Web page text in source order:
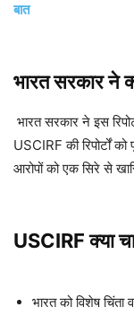
बात
भारत सरकार ने
भारत सरकार ने इस
USCIRF की रिपोर्टों
आरोपों को एक सिरे से
USCIRF क्या
भारत को विशेष चिंता